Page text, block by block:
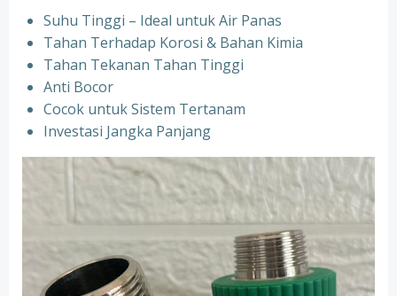
Suhu Tinggi – Ideal untuk Air Panas
Tahan Terhadap Korosi & Bahan Kimia
Tahan Tekanan Tahan Tinggi
Anti Bocor
Cocok untuk Sistem Tertanam
Investasi Jangka Panjang